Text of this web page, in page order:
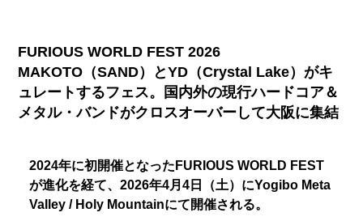
FURIOUS WORLD FEST 2026
MAKOTO（SAND）とYD（Crystal Lake）がキ
ュレートするフェス。国内外の現行ハードコア＆
メタル・バンドがクロスオーバーして大阪に集結
2024年に初開催となったFURIOUS WORLD FEST
が進化を経て、2026年4月4日（土）にYogibo Meta
Valley / Holy Mountainにて開催される。